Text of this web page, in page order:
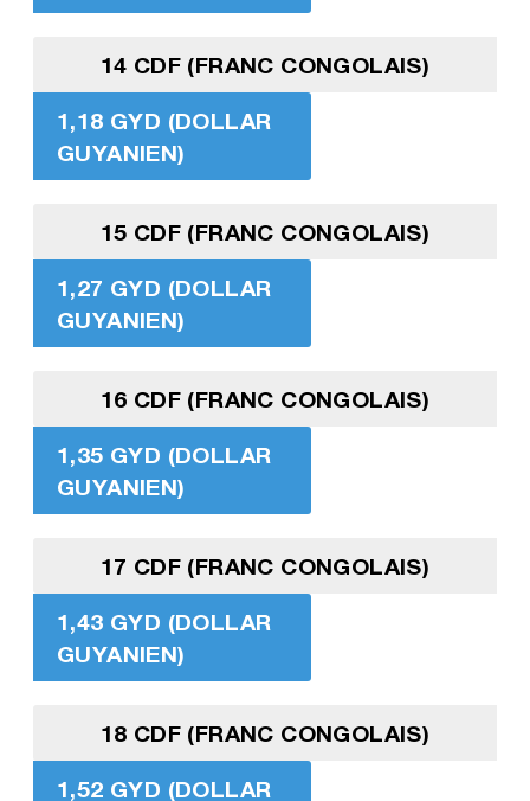
14 CDF (FRANC CONGOLAIS)
1,18 GYD (DOLLAR
GUYANIEN)
15 CDF (FRANC CONGOLAIS)
1,27 GYD (DOLLAR
GUYANIEN)
16 CDF (FRANC CONGOLAIS)
1,35 GYD (DOLLAR
GUYANIEN)
17 CDF (FRANC CONGOLAIS)
1,43 GYD (DOLLAR
GUYANIEN)
18 CDF (FRANC CONGOLAIS)
1,52 GYD (DOLLAR